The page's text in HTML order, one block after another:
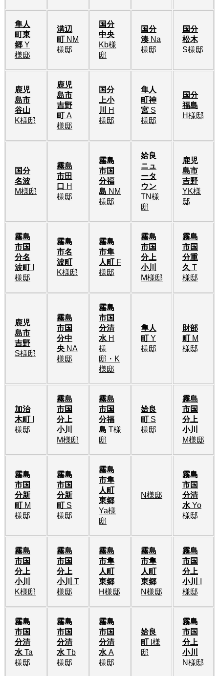
隼人
町東
郷 Y
様邸
溝辺
町NM
様邸
国分
中央
Kb様
邸
国分
湊Na
様邸
国分
松木
S様邸
鹿児
島市
谷山
K様邸
鹿児
島市
吉野
町A
様邸
国分
上小
川
H
様邸
隼人
町神
宮 S
様邸
国分
福島
H様邸
国分
名波
M様邸
霧島
市田
口 H
様邸
霧島
市国
分福
島 NM
様邸
姶良
ニュ
ータ
ウン
TN様
邸
鹿児
島市
吉野
YK様
邸
霧島
市国
分名
波町I
様邸
霧島
市名
波町
K様邸
霧島
市隼
人町F
様邸
霧島
市国
分上
小川
M様邸
霧島
市国
分重
久 T
様邸
鹿児
島市
吉野
S様邸
霧島
市国
分中
央 NA
様邸
霧島
市国
分清
水 H
様
邸・K
様邸
隼人
町Y
様邸
財部
町M
様邸
加治
木町I
様邸
霧島
市国
分上
小川
M様邸
霧島
市国
分福
島 T様
邸
姶良
町S
様邸
霧島
市国
分上
小川
M様邸
霧島
市国
分新
町M
様邸
霧島
市国
分新
町S
様邸
霧島
市隼
人町
東郷
Ya様
邸
N様邸
霧島
市国
分清
水 Yo
様邸
霧島
市国
分上
小川
K様邸
霧島
市国
分上
小川
T
様邸
霧島
市隼
人町
東郷
H様邸
霧島
市隼
人町
東郷
N様邸
霧島
市国
分上
小川
様邸
霧島
市国
分清
水 Ta
様邸
霧島
市国
分清
水 Tb
様邸
霧島
市国
分清
水 A
様邸
姶良
町I様
邸
霧島
市国
分上
小川
N様邸